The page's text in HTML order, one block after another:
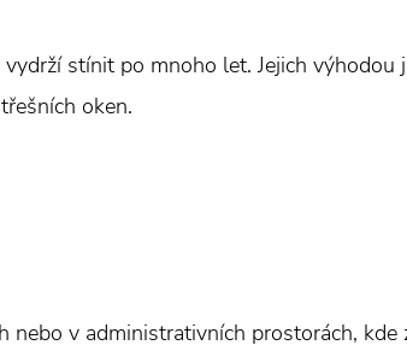
stínit po mnoho let. Jejich výhodou
oken.
v administrativních prostorách, kde